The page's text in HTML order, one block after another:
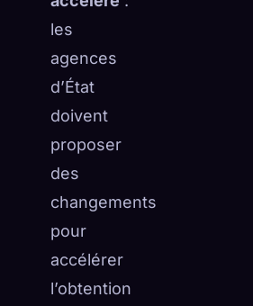
les
agences
d’État
doivent
proposer
des
changements
pour
accélérer
l’obtention